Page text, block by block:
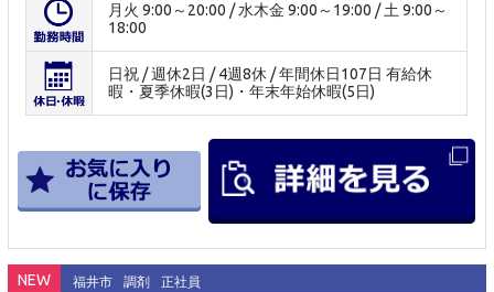
月火 9:00～20:00 / 水木金 9:00～19:00 / 土 9:00～
18:00
日祝 / 週休2日 / 4週8休 / 年間休日107日 有給休
暇・夏季休暇(3日)・年末年始休暇(5日)
NEW 福井市 調剤 正社員